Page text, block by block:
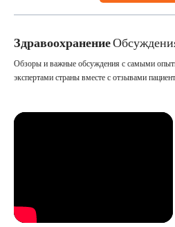
Здравоохранение
Обзоры и важные обсуждения с самыми
экспертами страны вместе с отзывами